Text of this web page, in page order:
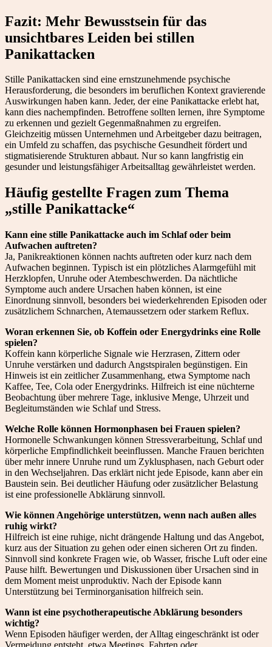
Fazit: Mehr Bewusstsein für das
unsichtbares Leiden bei stillen
Panikattacken
Stille Panikattacken sind eine ernstzunehmende psychische
Herausforderung, die besonders im beruflichen Kontext gravierende
Auswirkungen haben kann. Jeder, der eine Panikattacke erlebt hat,
kann dies nachempfinden. Betroffene sollten lernen, ihre Symptome
zu erkennen und gezielt Gegenmaßnahmen zu ergreifen.
Gleichzeitig müssen Unternehmen und Arbeitgeber dazu beitragen,
ein Umfeld zu schaffen, das psychische Gesundheit fördert und
stigmatisierende Strukturen abbaut. Nur so kann langfristig ein
gesunder und leistungsfähiger Arbeitsalltag gewährleistet werden.
Häufig gestellte Fragen zum Thema
„stille Panikattacke“
Kann eine stille Panikattacke auch im Schlaf oder beim
Aufwachen auftreten?
Ja, Panikreaktionen können nachts auftreten oder kurz nach dem
Aufwachen beginnen. Typisch ist ein plötzliches Alarmgefühl mit
Herzklopfen, Unruhe oder Atembeschwerden. Da nächtliche
Symptome auch andere Ursachen haben können, ist eine
Einordnung sinnvoll, besonders bei wiederkehrenden Episoden oder
zusätzlichem Schnarchen, Atemaussetzern oder starkem Reflux.
Woran erkennen Sie, ob Koffein oder Energydrinks eine Rolle
spielen?
Koffein kann körperliche Signale wie Herzrasen, Zittern oder
Unruhe verstärken und dadurch Angstspiralen begünstigen. Ein
Hinweis ist ein zeitlicher Zusammenhang, etwa Symptome nach
Kaffee, Tee, Cola oder Energydrinks. Hilfreich ist eine nüchterne
Beobachtung über mehrere Tage, inklusive Menge, Uhrzeit und
Begleitumständen wie Schlaf und Stress.
Welche Rolle können Hormonphasen bei Frauen spielen?
Hormonelle Schwankungen können Stressverarbeitung, Schlaf und
körperliche Empfindlichkeit beeinflussen. Manche Frauen berichten
über mehr innere Unruhe rund um Zyklusphasen, nach Geburt oder
in den Wechseljahren. Das erklärt nicht jede Episode, kann aber ein
Baustein sein. Bei deutlicher Häufung oder zusätzlicher Belastung
ist eine professionelle Abklärung sinnvoll.
Wie können Angehörige unterstützen, wenn nach außen alles
ruhig wirkt?
Hilfreich ist eine ruhige, nicht drängende Haltung und das Angebot,
kurz aus der Situation zu gehen oder einen sicheren Ort zu finden.
Sinnvoll sind konkrete Fragen wie, ob Wasser, frische Luft oder eine
Pause hilft. Bewertungen und Diskussionen über Ursachen sind in
dem Moment meist unproduktiv. Nach der Episode kann
Unterstützung bei Terminorganisation hilfreich sein.
Wann ist eine psychotherapeutische Abklärung besonders
wichtig?
Wenn Episoden häufiger werden, der Alltag eingeschränkt ist oder